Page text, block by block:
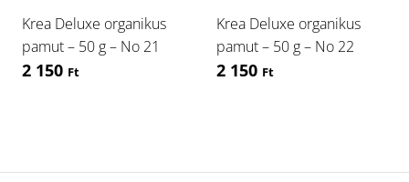
Krea Deluxe organikus
pamut – 50 g – No 21
2 150 Ft
Krea Deluxe organikus
pamut – 50 g – No 22
2 150 Ft